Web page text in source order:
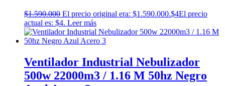
$1.590.000 El precio original era: $1.590.000.$4El precio
actual es: $4. Leer más
Ventilador Industrial Nebulizador
500w 22000m3 / 1.16 M 50hz Negro